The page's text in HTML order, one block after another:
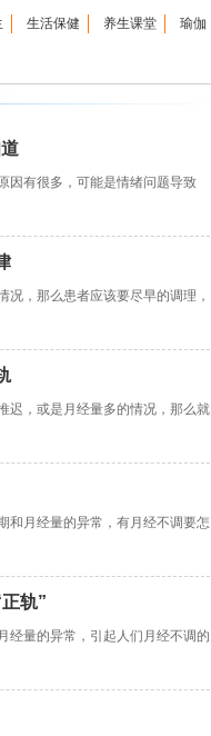
生活保健 养生课堂 瑜伽
有很多，可能是情绪问题导致
，那么患者应该要尽早的调理，
，或是月经量多的情况，那么就
月经量的异常，有月经不调要怎
轨”
量的异常，引起人们月经不调的